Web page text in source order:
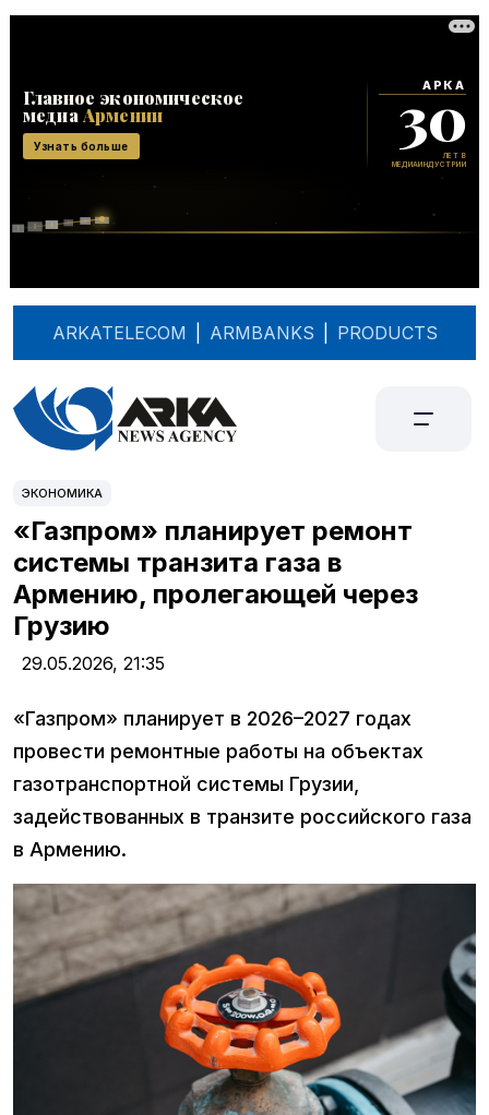
ARKATELECOM ARMBANKS PRODUCTS
ЭКОНОМИКА
«Газпром» планирует ремонт
системы транзита газа в
Армению, пролегающей через
Грузию
29.05.2026, 21:35
«Газпром» планирует в 2026–2027 годах
провести ремонтные работы на объектах
газотранспортной системы Грузии,
задействованных в транзите российского газа
в Армению.